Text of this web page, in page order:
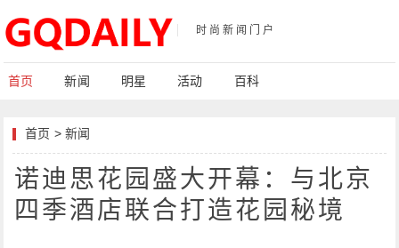
时尚新闻门户
首页 新闻 明星 活动 百科
首页 >新闻
诺迪思花园盛大开幕：与北京
四季酒店联合打造花园秘境